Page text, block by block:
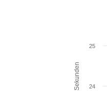
Sekunden 24
25